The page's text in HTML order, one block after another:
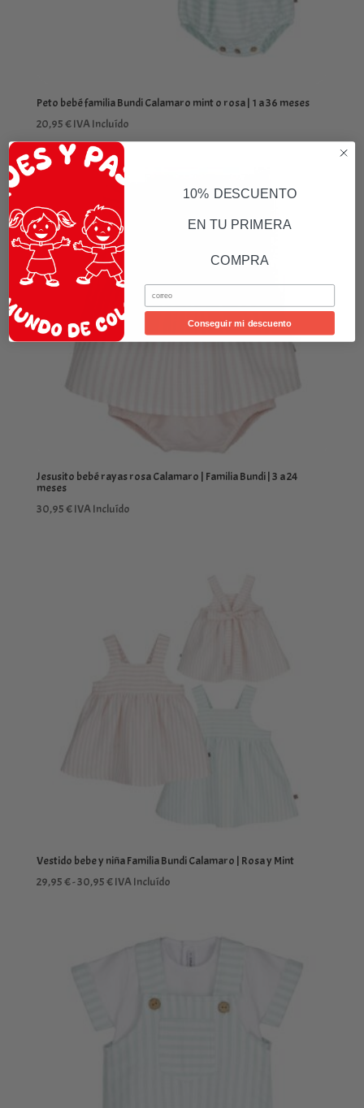
Peto bebé familia Bundi Calamaro mint o rosa | 1 a 36 meses
20,95€IVA Incluído
Jesusito bebé rayas rosa Calamaro | Familia Bundi | 3 a 24
meses
30,95€IVA Incluído
Vestido bebe y niña Familia Bundi Calamaro | Rosa y Mint
29,95€-30,95€Rango
IVA Incluído
10% DESCUENTO
EN TU PRIMERA
COMPRA
Email
Conseguir mi descuento